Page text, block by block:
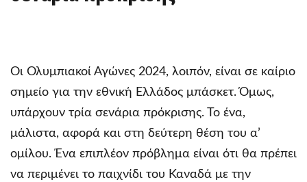
Οι Ολυμπιακοί Αγώνες 2024, λοιπόν, είναι σε καίριο
σημείο για την εθνική Ελλάδος μπάσκετ. Όμως,
υπάρχουν τρία σενάρια πρόκρισης. Το ένα,
μάλιστα, αφορά και στη δεύτερη θέση του α’
ομίλου. Ένα επιπλέον πρόβλημα είναι ότι θα πρέπει
να περιμένει το παιχνίδι του Καναδά με την